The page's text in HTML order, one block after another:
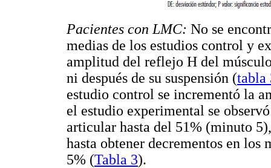
Pacientes con LMC: No se
medias de los estudios control y
amplitud del reflejo H del
ni después de su suspensión (tabla
estudio control se incrementó la
el estudio experimental se
articular hasta del 51% (minuto
hasta obtener decrementos en los
5% (Tabla 3).